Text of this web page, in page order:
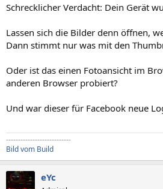
Schrecklicher Verdacht: Dein Gerät
Lassen sich die Bilder denn öffnen,
Dann stimmt nur was mit den
Oder ist das einen Fotoansicht im
anderen Browser probiert?
Und war dieser für Facebook neue
---------------------------
Bild vom Build
eYc